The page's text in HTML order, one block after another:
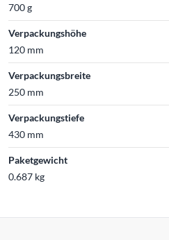
700 g
Verpackungshöhe
120 mm
Verpackungsbreite
250 mm
Verpackungstiefe
430 mm
Paketgewicht
0.687 kg